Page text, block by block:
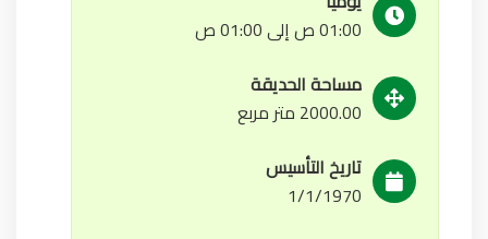
01:00 ص إلى 01:00 ص
مساحة الحديقة
2000.00 متر مربع
تاريخ التأسيس
1/1/1970